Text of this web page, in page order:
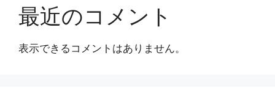
最近のコメント
表示できるコメントはありません。